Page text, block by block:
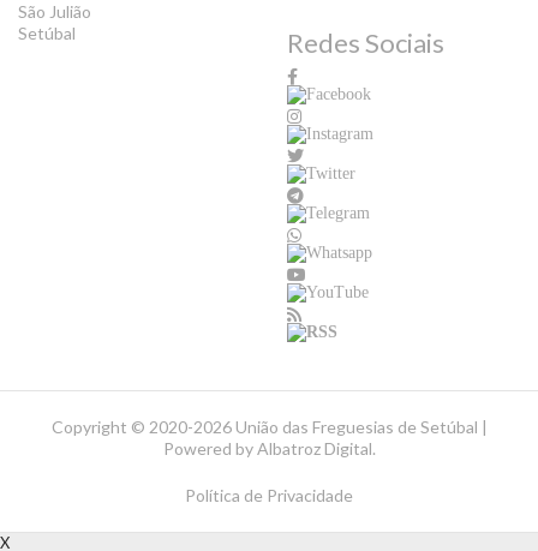
São Julião
Setúbal
Redes Sociais
Copyright © 2020-2026 União das Freguesias de Setúbal |
Powered byAlbatroz Digital.
Política de Privacidade
X